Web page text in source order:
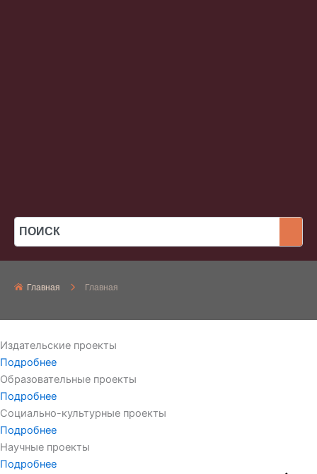
Главная Главная
Издательские проекты
Подробнее
Образовательные проекты
Подробнее
Социально-культурные проекты
Подробнее
Научные проекты
Подробнее